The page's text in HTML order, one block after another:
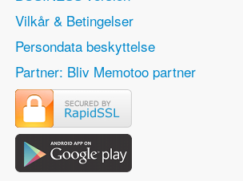
Vilkår & Betingelser
Persondata beskyttelse
Partner: Bliv Memotoo partner